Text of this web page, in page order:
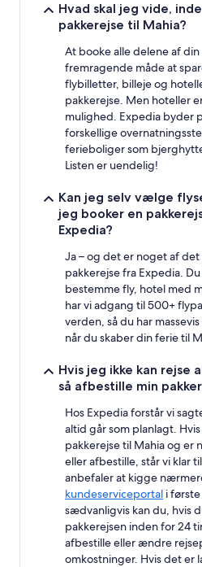
Hvad skal jeg vide,
pakkerejse til Mahia?
At booke alle delene af
fremragende måde at
flybilletter, billeje og
pakkerejse. Men hoteller
mulighed. Expedia byder
forskellige
ferieboliger som
Listen er uendelig!
Kan jeg selv vælge
jeg booker en
Expedia?
Ja – og det er noget af
pakkerejse fra Expedia.
bestemme fly, hotel med
har vi adgang til 500+
verden, så du har
når du skaber din ferie til
Hvis jeg ikke kan rejse
så afbestille min
Hos Expedia forstår vi
altid går som planlagt.
pakkerejse til Mahia og
eller afbestille, står vi klar
anbefaler at kigge
kundeserviceportal i
sædvanligvis kan du, hvis
pakkerejsen inden for 24
afbestille eller ændre
omkostninger. Hvis det er